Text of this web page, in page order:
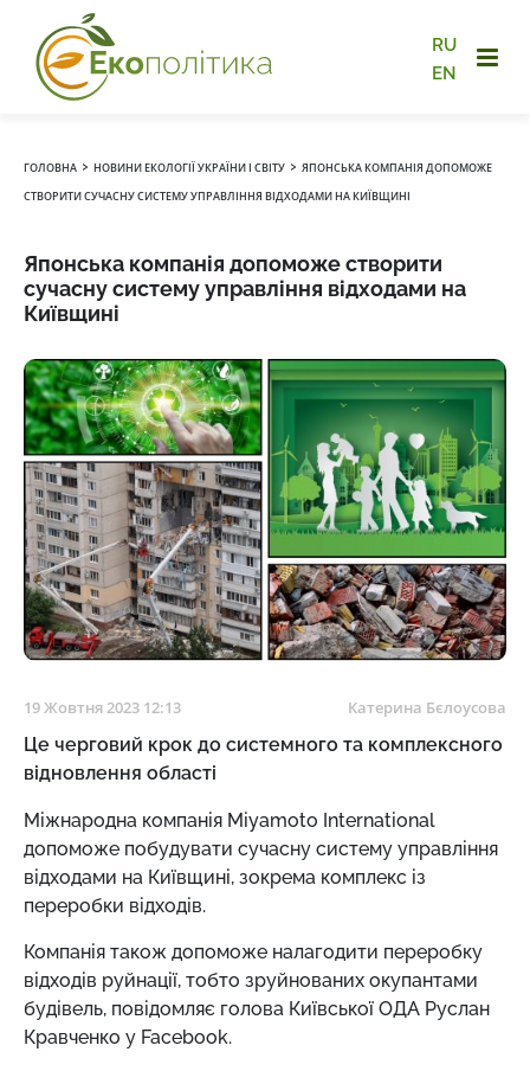
RU
EN
ГОЛОВНА › НОВИНИ ЕКОЛОГІЇ УКРАЇНИ І СВІТУ › ЯПОНСЬКА КОМПАНІЯ ДОПОМОЖЕ
СТВОРИТИ СУЧАСНУ СИСТЕМУ УПРАВЛІННЯ ВІДХОДАМИ НА КИЇВЩИНІ
Японська компанія допоможе створити
сучасну систему управління відходами на
Київщині
19 Жовтня 2023 12:13 Катерина Бєлоусова
Це черговий крок до системного та комплексного
відновлення області
Міжнародна компанія Miyamoto International
допоможе побудувати сучасну систему управління
відходами на Київщині, зокрема комплекс із
переробки відходів.
Компанія також допоможе налагодити переробку
відходів руйнації, тобто зруйнованих окупантами
будівель, повідомляє голова Київської ОДА Руслан
Кравченко у Facebook.